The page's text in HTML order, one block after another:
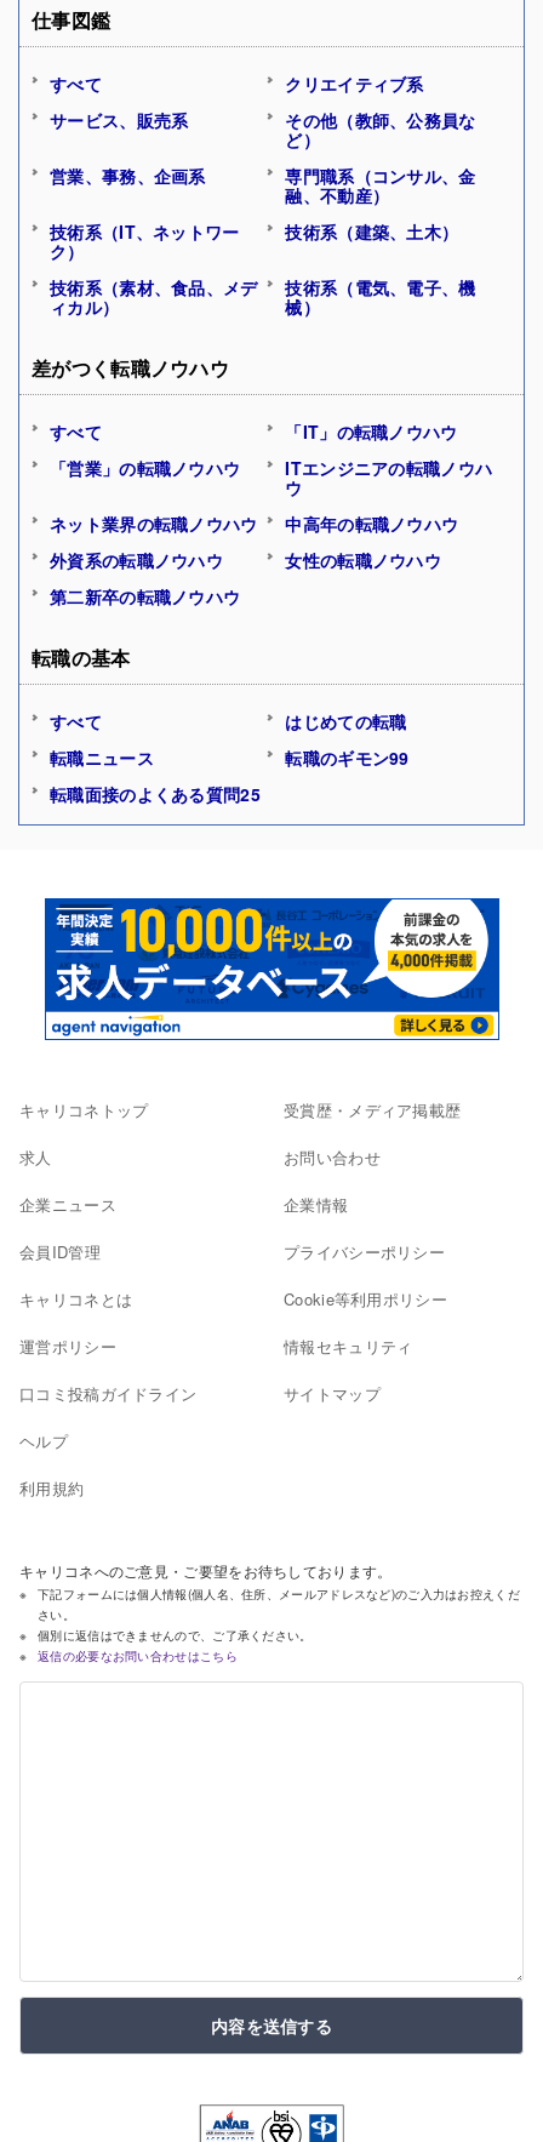
仕事図鑑
すべて
クリエイティブ系
サービス、販売系
その他（教師、公務員な
ど）
営業、事務、企画系
専門職系（コンサル、金
融、不動産）
技術系（IT、ネットワー
ク）
技術系（建築、土木）
技術系（素材、食品、メデ
ィカル）
技術系（電気、電子、機
械）
差がつく転職ノウハウ
すべて
「IT」の転職ノウハウ
「営業」の転職ノウハウ
ITエンジニアの転職ノウハ
ウ
ネット業界の転職ノウハウ
中高年の転職ノウハウ
外資系の転職ノウハウ
女性の転職ノウハウ
第二新卒の転職ノウハウ
転職の基本
すべて
はじめての転職
転職ニュース
転職のギモン99
転職面接のよくある質問25
キャリコネトップ
求人
企業ニュース
会員ID管理
キャリコネとは
運営ポリシー
口コミ投稿ガイドライン
ヘルプ
利用規約
受賞歴・メディア掲載歴
お問い合わせ
企業情報
プライバシーポリシー
Cookie等利用ポリシー
情報セキュリティ
サイトマップ
キャリコネへのご意見・ご要望をお待ちしております。
下記フォームには個人情報(個人名、住所、メールアドレスなど)のご入力はお控えくだ
さい。
個別に返信はできませんので、ご了承ください。
返信の必要なお問い合わせはこちら
内容を送信する